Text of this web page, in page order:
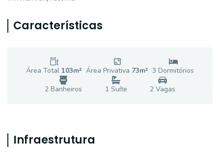
Características
Área Total 103m² Área Privativa 73m² 3 Dormitórios
2 Banheiros 1 Suíte 2Vagas
Infraestrutura